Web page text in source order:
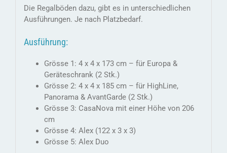
Die Regalböden dazu, gibt es in unterschiedlichen
Ausführungen. Je nach Platzbedarf.
Ausführung:
Grösse 1: 4 x 4 x 173 cm – für Europa &
Geräteschrank (2 Stk.)
Grösse 2: 4 x 4 x 185 cm – für HighLine,
Panorama & AvantGarde (2 Stk.)
Grösse 3: CasaNova mit einer Höhe von 206
cm
Grösse 4: Alex (122 x 3 x 3)
Grösse 5: Alex Duo